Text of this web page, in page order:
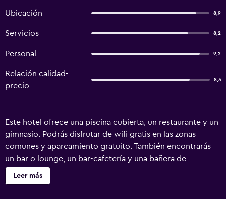
Ubicación 8,9
Servicios 8,2
Personal 9,2
Relación calidad-
precio
8,3
Este hotel ofrece una piscina cubierta, un restaurante y un
gimnasio. Podrás disfrutar de wifi gratis en las zonas
comunes y aparcamiento gratuito. También encontrarás
un bar o lounge, un bar-cafetería y una bañera de
hidromasaje. Riviera Hotel & Holiday Apartments ofrece 75
alojamientos con cafetera y tetera y secador de pelo. Se
Leer más